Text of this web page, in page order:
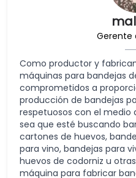
Gerente
Como productor y
máquinas para bandejas
comprometidos a
producción de bandejas
respetuosos con el medio
sea que esté buscando
cartones de huevos,
para vino, bandejas para
huevos de codorniz u
máquina para fabricar